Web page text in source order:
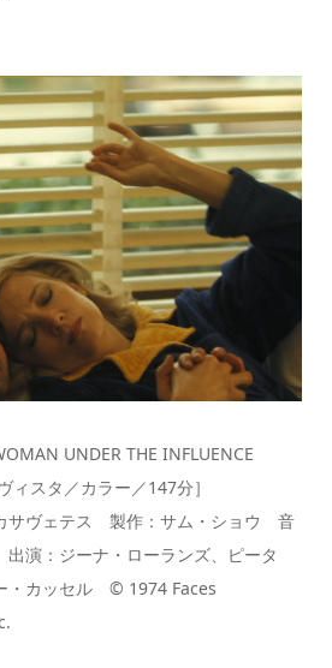
UNDER THE INFLUENCE
ィスタ／カラー／147分］
サヴェテス 製作：サム・ショウ 音
演：ジーナ・ローランズ、ピータ
・カッセル © 1974 Faces